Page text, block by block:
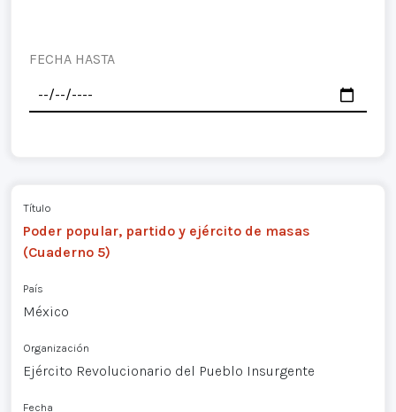
FECHA HASTA
Título
Poder popular, partido y ejército de masas
(Cuaderno 5)
País
México
Organización
Ejército Revolucionario del Pueblo Insurgente
Fecha